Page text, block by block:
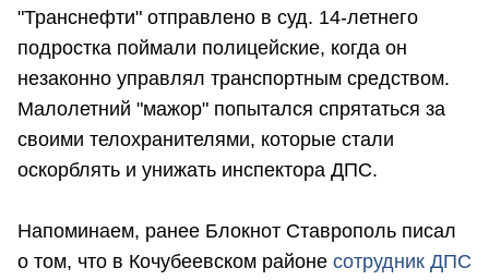
"Транснефти" отправлено в суд. 14-летнего
подростка поймали полицейские, когда он
незаконно управлял транспортным средством.
Малолетний "мажор" попытался спрятаться за
своими телохранителями, которые стали
оскорблять и унижать инспектора ДПС.
Напоминаем, ранее Блокнот Ставрополь писал
о том, что в Кочубеевском районе сотрудник ДПС